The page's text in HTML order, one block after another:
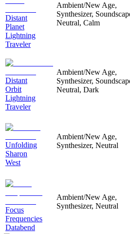
Distant
Planet
Lightning
Traveler
Ambient/New Age,
Synthesizer,
Neutral, Calm
Distant
Orbit
Lightning
Traveler
Ambient/New Age,
Synthesizer,
Neutral, Dark
Unfolding
Sharon
West
Ambient/New Age,
Synthesizer, Neutral
Focus
Frequencies
Databend
Ambient/New Age,
Synthesizer, Neutral